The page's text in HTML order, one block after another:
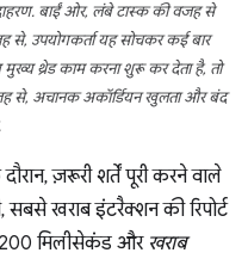
बाईं ओर, लंबे टास्क की वजह से
उपयोगकर्ता यह सोचकर कई बार
मुख्य थ्रेड काम करना शुरू कर देता है, तो
से, अचानक अकॉर्डियन खुलता और बंद
ज़रूरी शर्तें पूरी करने वाले
खराब इंटरैक्शन की रिपोर्ट
200 मिलीसेकंड और खराब